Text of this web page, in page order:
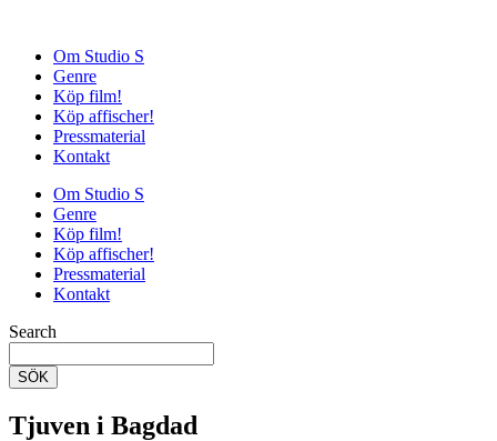
Om Studio S
Genre
Köp film!
Köp affischer!
Pressmaterial
Kontakt
Om Studio S
Genre
Köp film!
Köp affischer!
Pressmaterial
Kontakt
Search
SÖK
Tjuven i Bagdad